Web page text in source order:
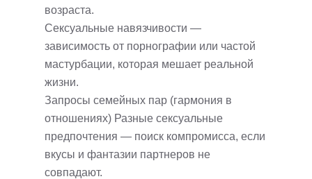
возраста.
Сексуальные навязчивости —
зависимость от порнографии или частой
мастурбации, которая мешает реальной
жизни.
Запросы семейных пар (гармония в
отношениях) Разные сексуальные
предпочтения — поиск компромисса, если
вкусы и фантазии партнеров не
совпадают.